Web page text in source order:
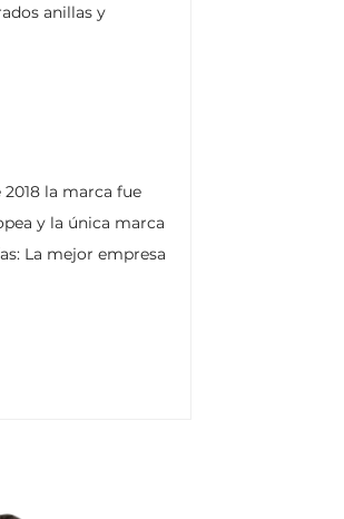
anillas y
la marca fue
y la única marca
La mejor empresa